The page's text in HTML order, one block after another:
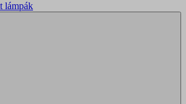
lámpák